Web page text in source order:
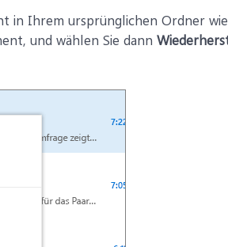
in Ihrem ursprünglichen Ordner
und wählen Sie dann